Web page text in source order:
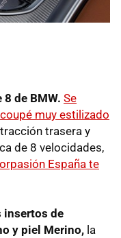
8 de BMW. Se
muy estilizado
trasera y
de 8 velocidades,
España te
insertos de
y piel Merino, la